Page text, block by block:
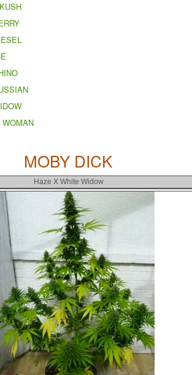
WOMAN
MOBY DICK
Haze X White Widow